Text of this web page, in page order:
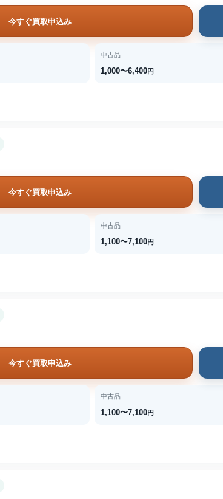
今すぐ買取申込み
中古品
1,000〜6,400円
今すぐ買取申込み
中古品
1,100〜7,100円
今すぐ買取申込み
中古品
1,100〜7,100円